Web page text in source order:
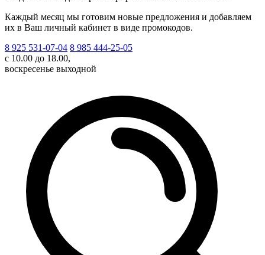
Каждый месяц мы готовим новые предложения и добавляем
их в Ваш личный кабинет в виде промокодов.
8 925 531-07-04 8 985 444-25-05
с 10.00 до 18.00,
воскресенье выходной